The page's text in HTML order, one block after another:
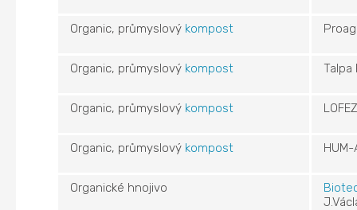
Organic, průmyslový kompost
Organic, průmyslový kompost Talpa
Organic, průmyslový kompost
Organic, průmyslový kompost
Organické hnojivo